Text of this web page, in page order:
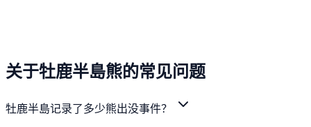
关于牡鹿半島熊的常见问题
牡鹿半島记录了多少熊出没事件？